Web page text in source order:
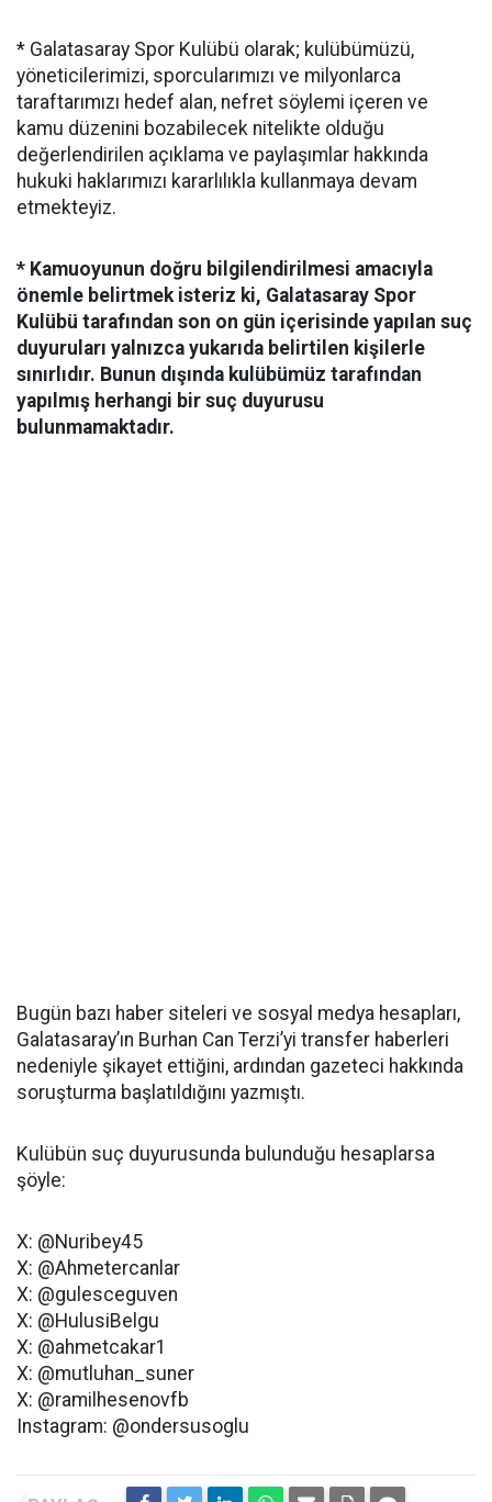
* Galatasaray Spor Kulübü olarak; kulübümüzü,
yöneticilerimizi, sporcularımızı ve milyonlarca
taraftarımızı hedef alan, nefret söylemi içeren ve
kamu düzenini bozabilecek nitelikte olduğu
değerlendirilen açıklama ve paylaşımlar hakkında
hukuki haklarımızı kararlılıkla kullanmaya devam
etmekteyiz.
* Kamuoyunun doğru bilgilendirilmesi amacıyla
önemle belirtmek isteriz ki, Galatasaray Spor
Kulübü tarafından son on gün içerisinde yapılan suç
duyuruları yalnızca yukarıda belirtilen kişilerle
sınırlıdır. Bunun dışında kulübümüz tarafından
yapılmış herhangi bir suç duyurusu
bulunmamaktadır.
Bugün bazı haber siteleri ve sosyal medya hesapları,
Galatasaray’ın Burhan Can Terzi’yi transfer haberleri
nedeniyle şikayet ettiğini, ardından gazeteci hakkında
soruşturma başlatıldığını yazmıştı.
Kulübün suç duyurusunda bulunduğu hesaplarsa
şöyle:
X: @Nuribey45
X: @Ahmetercanlar
X: @gulesceguven
X: @HulusiBelgu
X: @ahmetcakar1
X: @mutluhan_suner
X: @ramilhesenovfb
Instagram: @ondersusoglu